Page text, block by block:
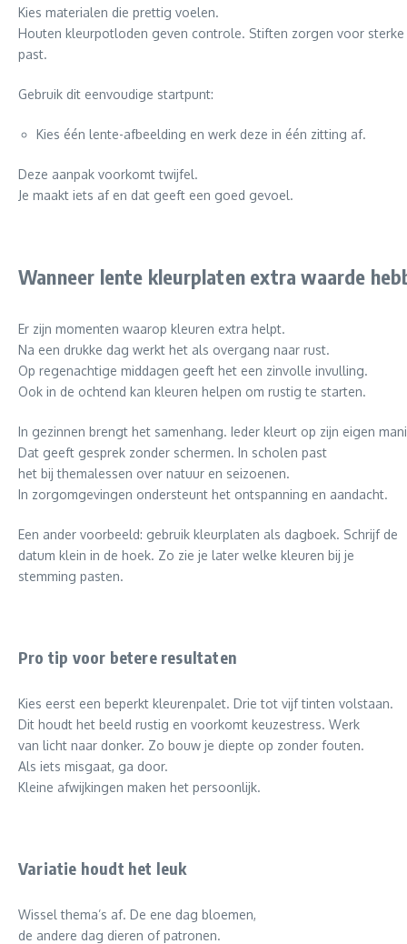
Kies materialen die prettig voelen.
Houten kleurpotloden geven controle. Stiften zorgen voor
past.
Gebruik dit eenvoudige startpunt:
Kies één lente-afbeelding en werk deze in één zitting af.
Deze aanpak voorkomt twijfel.
Je maakt iets af en dat geeft een goed gevoel.
Wanneer lente kleurplaten extra waarde
Er zijn momenten waarop kleuren extra helpt.
Na een drukke dag werkt het als overgang naar rust.
Op regenachtige middagen geeft het een zinvolle invulling.
Ook in de ochtend kan kleuren helpen om rustig te starten.
In gezinnen brengt het samenhang. Ieder kleurt op zijn eigen
Dat geeft gesprek zonder schermen. In scholen past
het bij themalessen over natuur en seizoenen.
In zorgomgevingen ondersteunt het ontspanning en aandacht.
Een ander voorbeeld: gebruik kleurplaten als dagboek. Schrijf de
datum klein in de hoek. Zo zie je later welke kleuren bij je
stemming pasten.
Pro tip voor betere resultaten
Kies eerst een beperkt kleurenpalet. Drie tot vijf tinten volstaan.
Dit houdt het beeld rustig en voorkomt keuzestress. Werk
van licht naar donker. Zo bouw je diepte op zonder fouten.
Als iets misgaat, ga door.
Kleine afwijkingen maken het persoonlijk.
Variatie houdt het leuk
Wissel thema’s af. De ene dag bloemen,
de andere dag dieren of patronen.